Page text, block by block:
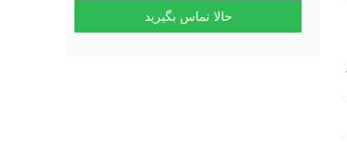
حالا تماس بگیرید